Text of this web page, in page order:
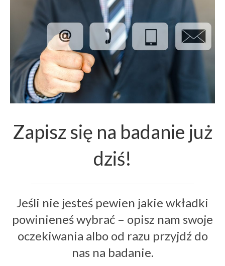
Zapisz się na badanie już
dziś!
Jeśli nie jesteś pewien jakie wkładki
powinieneś wybrać – opisz nam swoje
oczekiwania albo od razu przyjdź do
nas na badanie.